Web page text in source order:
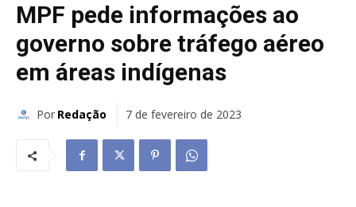
MPF pede informações ao
governo sobre tráfego aéreo
em áreas indígenas
Por Redação 7 de fevereiro de 2023